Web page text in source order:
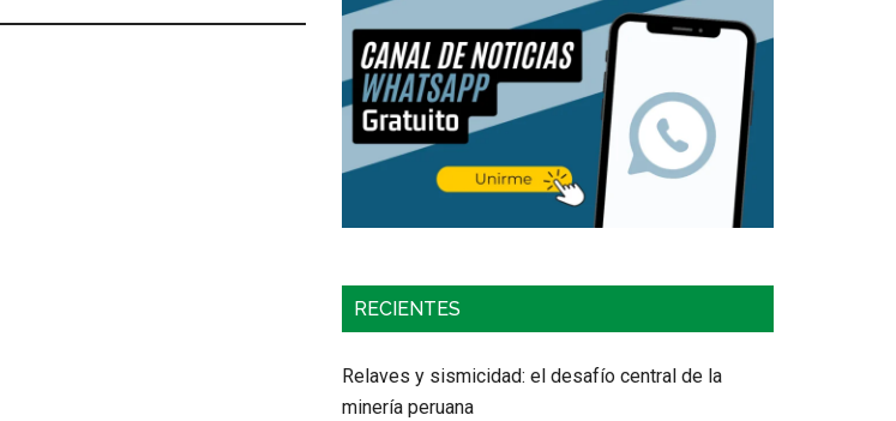
RECIENTES
Relaves y sismicidad: el desafío central de la
minería peruana